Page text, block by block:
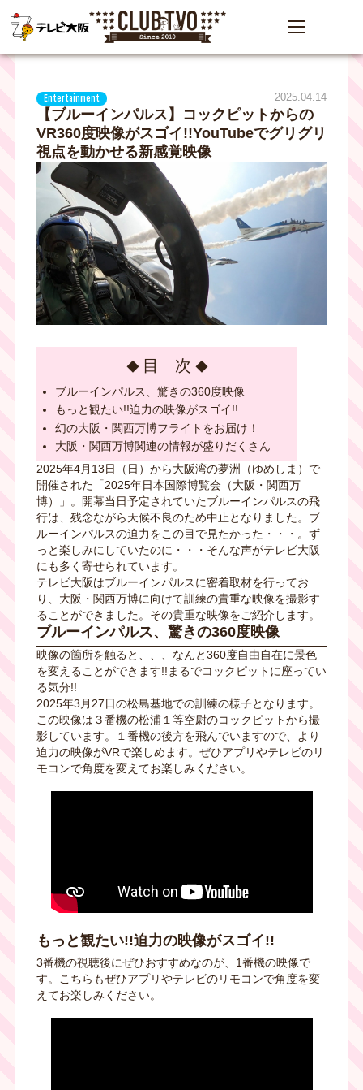
Entertainment 2025.04.14
【ブルーインパルス】コックピットからの
VR360度映像がスゴイ!!YouTubeでグリグリ
視点を動かせる新感覚映像
目 次
ブルーインパルス、驚きの360度映像
もっと観たい!!迫力の映像がスゴイ!!
幻の大阪・関西万博フライトをお届け！
大阪・関西万博関連の情報が盛りだくさん
2025年4月13日（日）から大阪湾の夢洲（ゆめしま）で
開催された「2025年日本国際博覧会（大阪・関西万
博）」。開幕当日予定されていたブルーインパルスの飛
行は、残念ながら天候不良のため中止となりました。ブ
ルーインパルスの迫力をこの目で見たかった・・・。ず
っと楽しみにしていたのに・・・そんな声がテレビ大阪
にも多く寄せられています。
テレビ大阪はブルーインパルスに密着取材を行ってお
り、 大阪・関西万博に向けて訓練の貴重な映像を撮影す
ることができました。その貴重な映像をご紹介します。
ブルーインパルス、驚きの360度映像
映像の箇所を触ると、、、なんと360度自由自在に景色
を変えることができます!!まるでコックピットに座ってい
る気分!!
2025年3月27日の松島基地での訓練の様子となります。
この映像は３番機の松浦１等空尉のコックピットから撮
影しています。１番機の後方を飛んでいますので、より
迫力の映像がVRで楽しめます。ぜひアプリやテレビのリ
モコンで角度を変えてお楽しみください。
もっと観たい!!迫力の映像がスゴイ!!
3番機の視聴後にぜひおすすめなのが、1番機の映像で
す。こちらもぜひアプリやテレビのリモコンで角度を変
えてお楽しみください。